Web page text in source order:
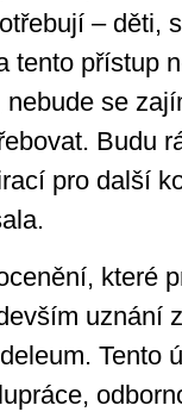
– děti,
tento přístup
se
Budu
pro další
které
uznání
Tento